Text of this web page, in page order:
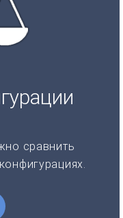
сравнить